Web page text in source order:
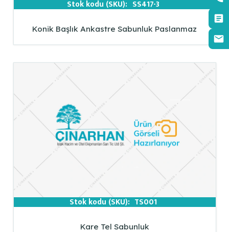
Stok kodu (SKU): SS417-3
Konik Başlık Ankastre Sabunluk Paslanmaz
Stok kodu (SKU): TS001
Kare Tel Sabunluk